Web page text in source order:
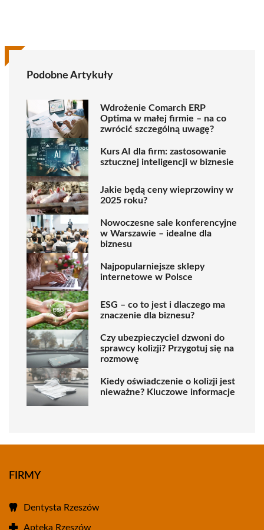
Podobne Artykuły
Wdrożenie Comarch ERP
Optima w małej firmie – na co
zwrócić szczególną uwagę?
Kurs AI dla firm: zastosowanie
sztucznej inteligencji w biznesie
Jakie będą ceny wieprzowiny w
2025 roku?
Nowoczesne sale konferencyjne
w Warszawie – idealne dla
biznesu
Najpopularniejsze sklepy
internetowe w Polsce
ESG – co to jest i dlaczego ma
znaczenie dla biznesu?
Czy ubezpieczyciel dzwoni do
sprawcy kolizji? Przygotuj się na
rozmowę
Kiedy oświadczenie o kolizji jest
nieważne? Kluczowe informacje
FIRMY
Dentysta Rzeszów
Apteka Rzeszów